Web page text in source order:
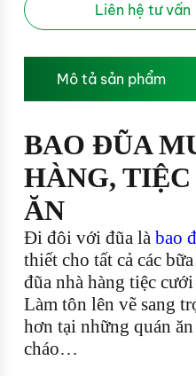
Liên hệ tư vấn
Mô tả sản phẩm
BAO ĐŨA
HÀNG,
ĂN
Đi đôi với đũa là bao
thiết cho tất cả các
đũa nhà hàng tiệc cưới
Làm tôn lên vẽ sang
hơn tại những quán
cháo…